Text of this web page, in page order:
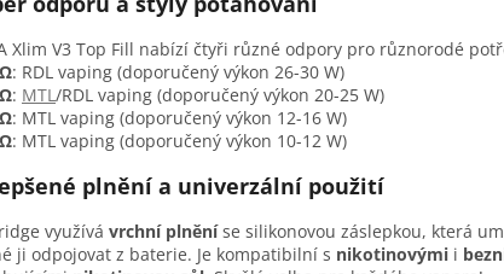
Xlim V3 Top Fill nabízí čtyři různé odpory pro různorodé
: RDL vaping (doporučený výkon 26-30 W)
: MTL/RDL vaping (doporučený výkon 20-25 W)
: MTL vaping (doporučený výkon 12-16 W)
: MTL vaping (doporučený výkon 10-12 W)
plnění a univerzální použití
využívá vrchní plněníse silikonovou záslepkou, která
ji odpojovat z baterie. Je kompatibilní s nikotinovými i